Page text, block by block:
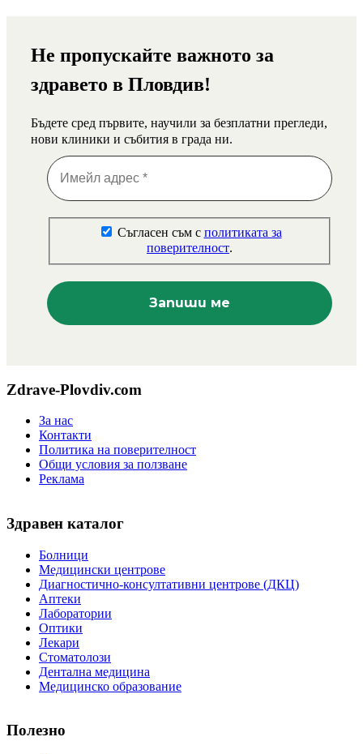
Не пропускайте важното за
здравето в Пловдив!
Бъдете сред първите, научили за безплатни прегледи,
нови клиники и събития в града ни.
Съгласен съм с политиката за
поверителност.
Zdrave-Plovdiv.com
За нас
Контакти
Политика на поверителност
Общи условия за ползване
Реклама
Здравен каталог
Болници
Медицински центрове
Диагностично-консултативни центрове (ДКЦ)
Аптеки
Лаборатории
Оптики
Лекари
Стоматолози
Дентална медицина
Медицинско образование
Полезно